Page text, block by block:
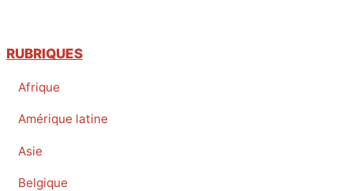
RUBRIQUES
Afrique
Amérique latine
Asie
Belgique